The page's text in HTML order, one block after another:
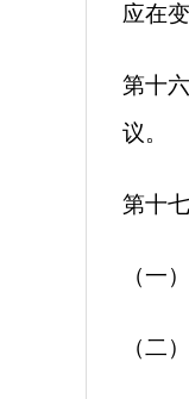
应在
第十
议。
第十
（一
（二